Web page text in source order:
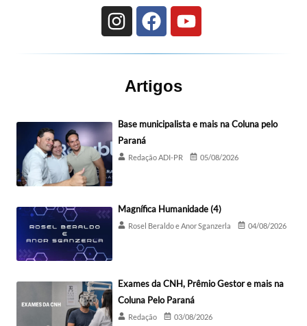
Artigos
Base municipalista e mais na Coluna pelo
Paraná
Redação ADI-PR 05/08/2026
Magnífica Humanidade (4)
Rosel Beraldo e Anor Sganzerla 04/08/2026
Exames da CNH, Prêmio Gestor e mais na
Coluna Pelo Paraná
Redação 03/08/2026